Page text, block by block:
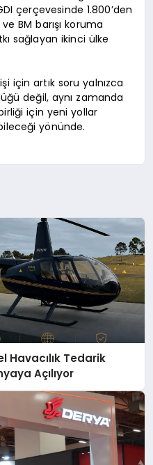
çerçevesinde 1.800’den
BM barışı koruma
sağlayan ikinci ülke
için artık soru yalnızca
değil, aynı zamanda
için yeni yollar
yönünde.
Havacılık Tedarik
Açılıyor